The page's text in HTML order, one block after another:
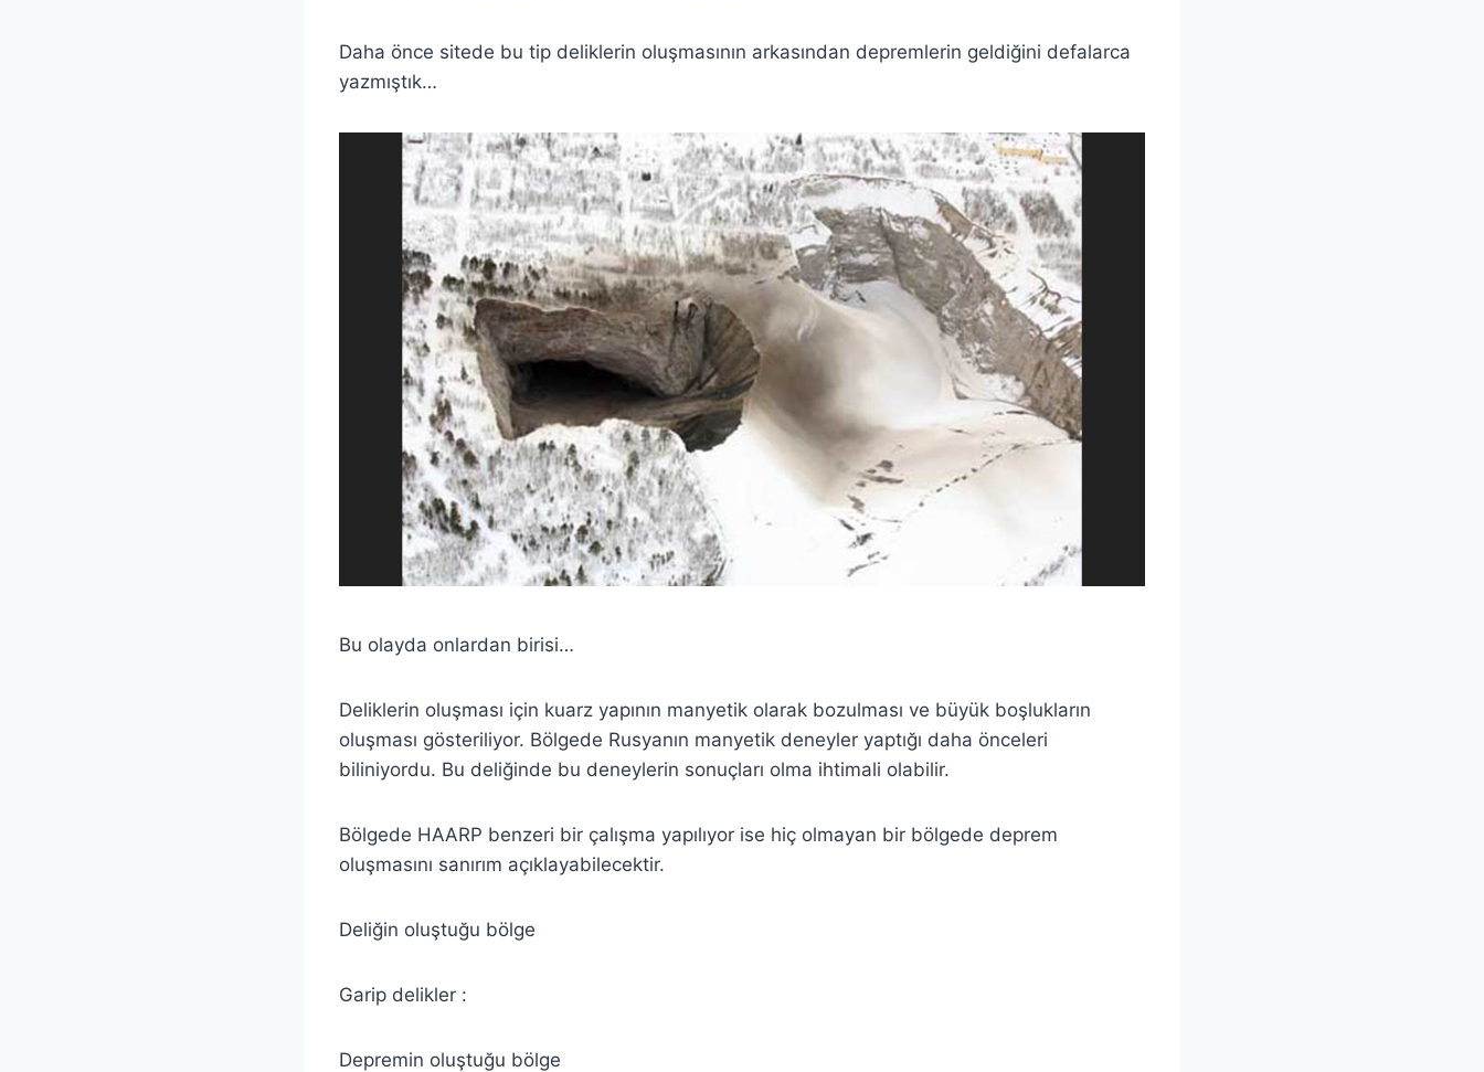
Daha önce sitede bu tip deliklerin oluşmasının arkasından depremlerin geldiğini defalarca
yazmıştık…
Bu olayda onlardan birisi…
Deliklerin oluşması için kuarz yapının manyetik olarak bozulması ve büyük boşlukların
oluşması gösteriliyor. Bölgede Rusyanın manyetik deneyler yaptığı daha önceleri
biliniyordu. Bu deliğinde bu deneylerin sonuçları olma ihtimali olabilir.
Bölgede HAARP benzeri bir çalışma yapılıyor ise hiç olmayan bir bölgede deprem
oluşmasını sanırım açıklayabilecektir.
Deliğin oluştuğu bölge
Garip delikler :
Depremin oluştuğu bölge